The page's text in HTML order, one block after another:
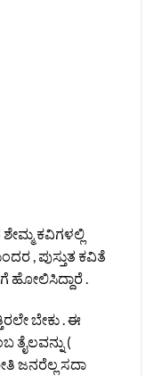
ಕವಿಗಳಲ್ಲಿ
, ಪುಸ್ತುತ ಕವಿತೆ
ಹೋಲಿಸಿದ್ದಾರೆ .
ಬೇಕು . ಈ
ತೈಲವನ್ನು (
ಜನರೆಲ್ಲ ಸದಾ